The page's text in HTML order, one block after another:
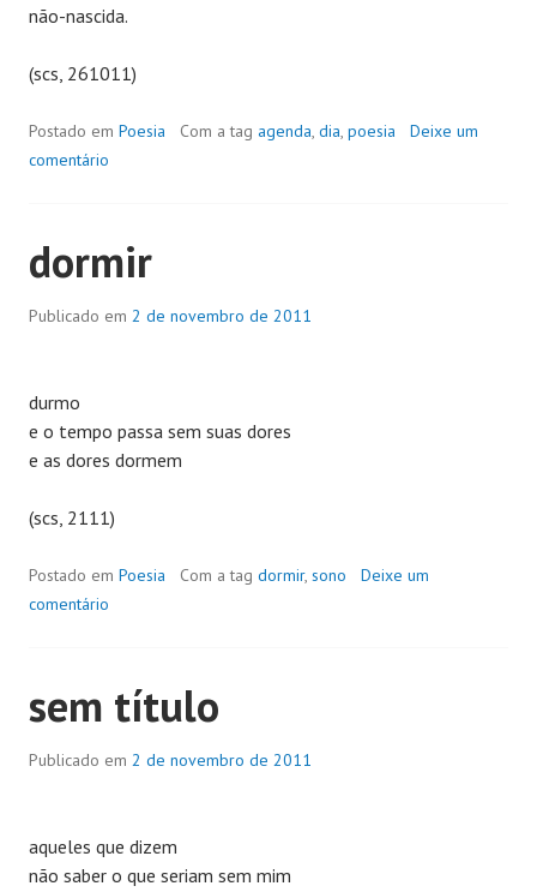
não-nascida.
(scs, 261011)
Postado em Poesia Com a tag agenda, dia, poesia
Deixe um
comentário
dormir
Publicado em 2 de novembro de 2011
durmo
e o tempo passa sem suas dores
e as dores dormem
(scs, 2111)
Postado em Poesia Com a tag dormir, sono
Deixe um
comentário
sem título
Publicado em 2 de novembro de 2011
aqueles que dizem
não saber o que seriam sem mim